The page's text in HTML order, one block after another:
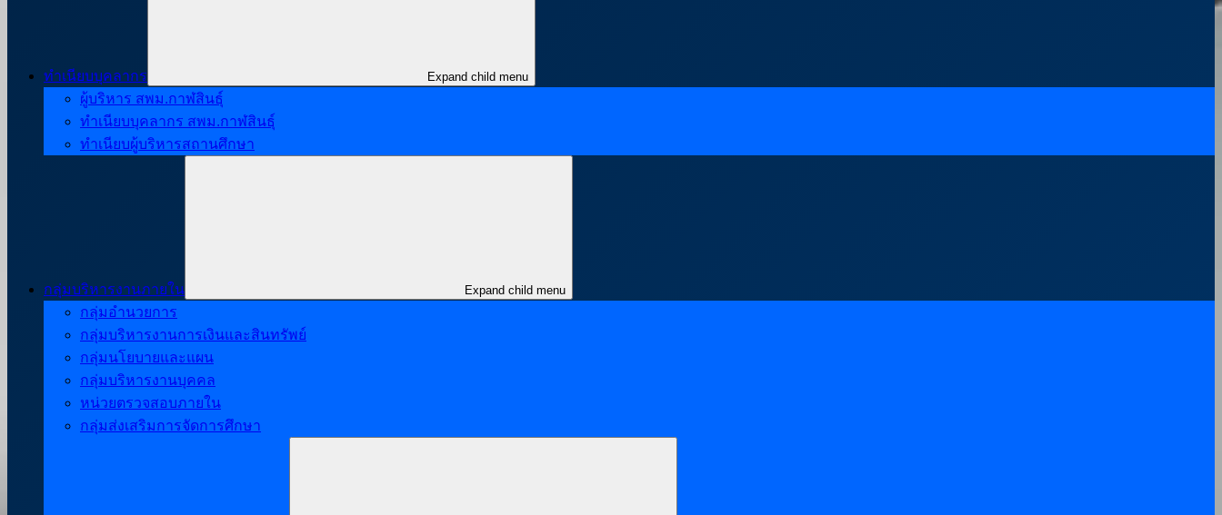
ทำเนียบบุคลากร Expand child menu
ผู้บริหาร สพม.กาฬสินธุ์
ทำเนียบบุคลากร สพม.กาฬสินธุ์
ทำเนียบผู้บริหารสถานศึกษา
กลุ่มบริหารงานภายใน Expand child menu
กลุ่มอำนวยการ
กลุ่มบริหารงานการเงินและสินทรัพย์
กลุ่มนโยบายและแผน
กลุ่มบริหารงานบุคคล
หน่วยตรวจสอบภายใน
กลุ่มส่งเสริมการจัดการศึกษา